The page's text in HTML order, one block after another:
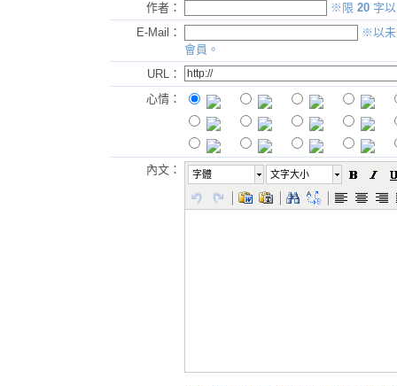
作者：
※限 20 字
E-Mail：
※以未
會員。
URL：
心情：
內文： 字體 文字大小